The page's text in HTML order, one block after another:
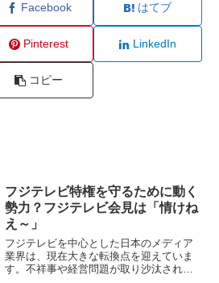
Facebook はてブ
Pinterest LinkedIn
コピー
フジテレビ特権を守るために動く
勢力？フジテレビ会見は「情けね
え～」
フジテレビを中心とした日本のメディア
業界は、現在大きな転換点を迎えていま
す。不祥事や経営問題が取り沙汰される